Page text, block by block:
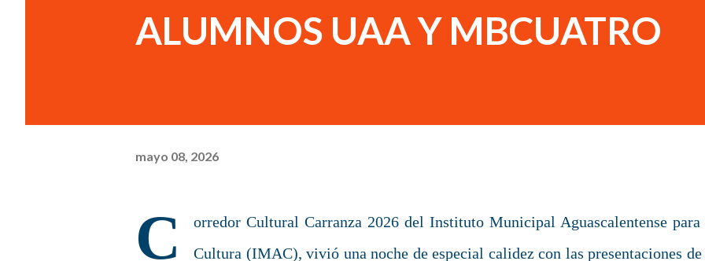
ALUMNOS UAA Y MBCUATRO
mayo 08, 2026
C
orredor Cultural Carranza 2026 del Instituto Municipal Aguascalentense para
Cultura (IMAC), vivió una noche de especial calidez con las presentaciones de